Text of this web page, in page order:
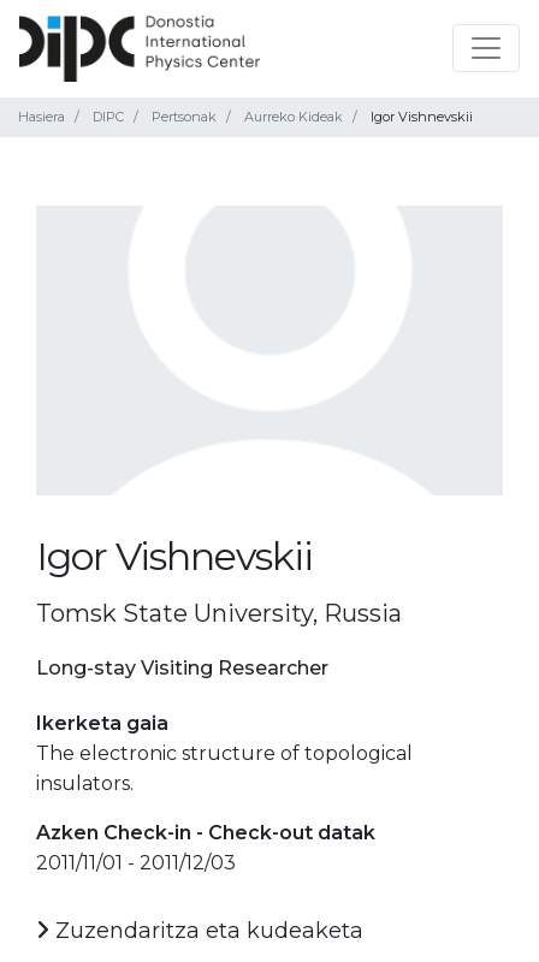
Hasiera DIPC Pertsonak Aurreko Kideak Igor Vishnevskii
Igor Vishnevskii
Tomsk State University, Russia
Long-stay Visiting Researcher
Ikerketa gaia
The electronic structure of topological
insulators.
Azken Check-in - Check-out datak
2011/11/01 - 2011/12/03
Zuzendaritza eta kudeaketa